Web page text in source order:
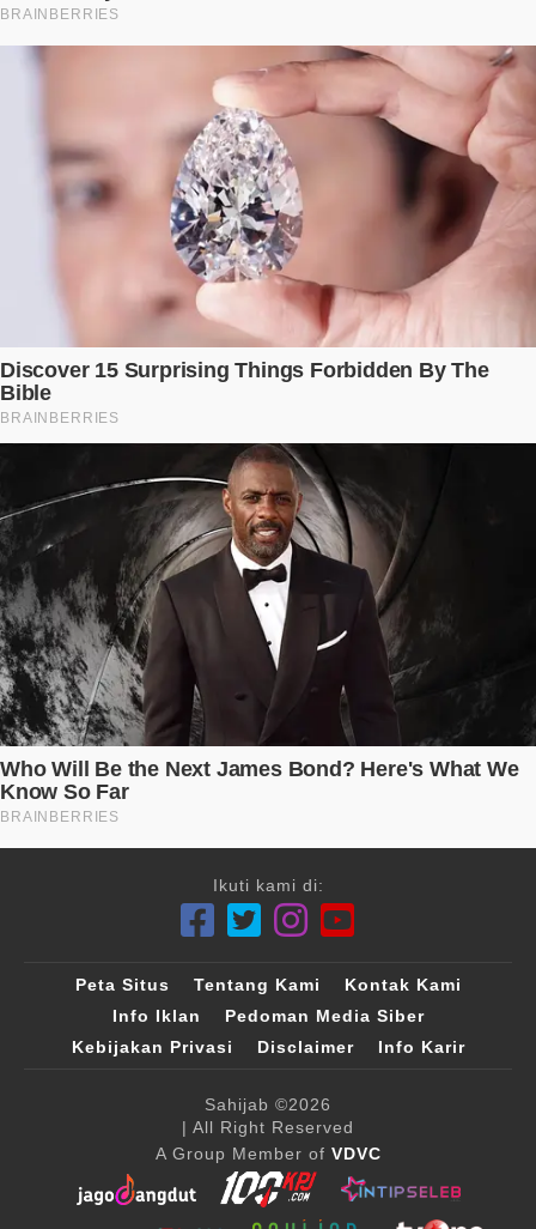
Ikuti kami di:
Peta Situs Tentang Kami
Kontak Kami
Info Iklan
Pedoman Media Siber
Kebijakan Privasi
Disclaimer Info Karir
Sahijab ©2026
| All Right Reserved
A Group Member of VDVC